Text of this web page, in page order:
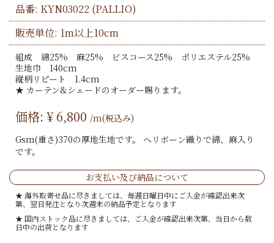
品番: KYN03022 (PALLIO)
販売単位: 1m以上10cm
組成 綿25% 麻25% ビスコース25% ポリエステル25%
生地巾 140cm
縦柄リピート 1.4cm
★ カーテン&シェードのオーダー賜ります。
価格: ¥6,800 /m(税込み)
Gsm(重さ)370の厚地生地です。 ヘリボーン織りで綿、麻入り
です。
お支払い及び納品について
★ 海外取寄せ品に尽きましては、毎週日曜日中にご入金が確認出来次
第、翌日発注となり次週末の納品予定となります
★ 国内ストック品に尽きましては、ご入金が確認出来次第、当日から数
日中の出荷となります